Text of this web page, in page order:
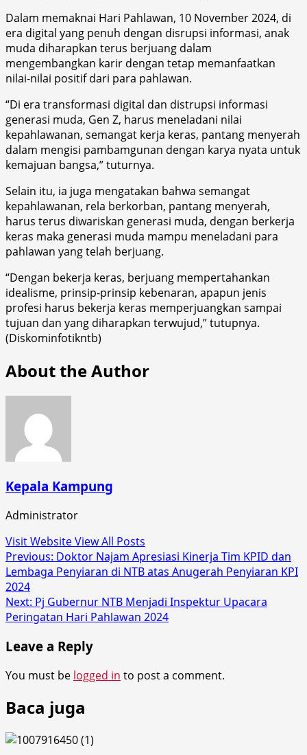
Dalam memaknai Hari Pahlawan, 10 November 2024, di
era digital yang penuh dengan disrupsi informasi, anak
muda diharapkan terus berjuang dalam
mengembangkan karir dengan tetap memanfaatkan
nilai-nilai positif dari para pahlawan.
“Di era transformasi digital dan distrupsi informasi
generasi muda, Gen Z, harus meneladani nilai
kepahlawanan, semangat kerja keras, pantang menyerah
dalam mengisi pambamgunan dengan karya nyata untuk
kemajuan bangsa,” tuturnya.
Selain itu, ia juga mengatakan bahwa semangat
kepahlawanan, rela berkorban, pantang menyerah,
harus terus diwariskan generasi muda, dengan berkerja
keras maka generasi muda mampu meneladani para
pahlawan yang telah berjuang.
“Dengan bekerja keras, berjuang mempertahankan
idealisme, prinsip-prinsip kebenaran, apapun jenis
profesi harus bekerja keras memperjuangkan sampai
tujuan dan yang diharapkan terwujud,” tutupnya.
(Diskominfotikntb)
About the Author
Kepala Kampung
Administrator
Visit WebsiteView All Posts
Post
navigation
Previous: Doktor Najam Apresiasi Kinerja Tim KPID dan
Lembaga Penyiaran di NTB atas Anugerah Penyiaran KPI
2024
Next: Pj Gubernur NTB Menjadi Inspektur Upacara
Peringatan Hari Pahlawan 2024
Leave a Reply
You must be logged in to post a comment.
Baca juga